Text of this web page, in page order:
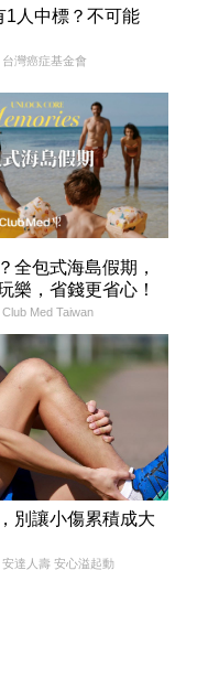
1人中標？不可能
台灣癌症基金會
全包式海島假期，
樂，省錢更省心！
Club Med Taiwan
別讓小傷累積成大
安達人壽 安心溢起動